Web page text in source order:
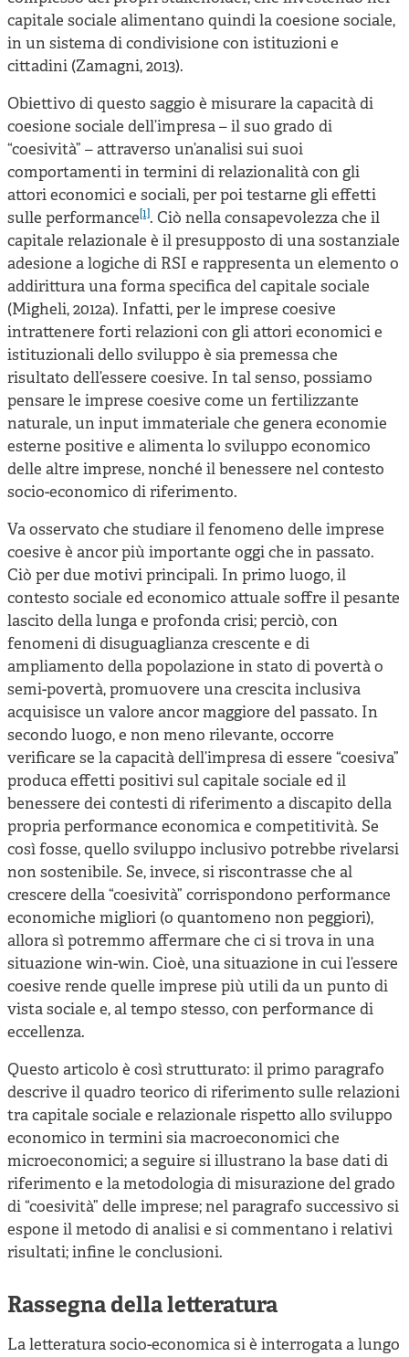
capitale sociale alimentano quindi la coesione sociale,
in un sistema di condivisione con istituzioni e
cittadini (Zamagni, 2013).
Obiettivo di questo saggio è misurare la capacità di
coesione sociale dell’impresa – il suo grado di
“coesività” – attraverso un’analisi sui suoi
comportamenti in termini di relazionalità con gli
attori economici e sociali, per poi testarne gli effetti
sulle performance [1]. Ciò nella consapevolezza che il
capitale relazionale è il presupposto di una sostanziale
adesione a logiche di RSI e rappresenta un elemento o
addirittura una forma specifica del capitale sociale
(Migheli, 2012a). Infatti, per le imprese coesive
intrattenere forti relazioni con gli attori economici e
istituzionali dello sviluppo è sia premessa che
risultato dell’essere coesive. In tal senso, possiamo
pensare le imprese coesive come un fertilizzante
naturale, un input immateriale che genera economie
esterne positive e alimenta lo sviluppo economico
delle altre imprese, nonché il benessere nel contesto
socio-economico di riferimento.
Va osservato che studiare il fenomeno delle imprese
coesive è ancor più importante oggi che in passato.
Ciò per due motivi principali. In primo luogo, il
contesto sociale ed economico attuale soffre il pesante
lascito della lunga e profonda crisi; perciò, con
fenomeni di disuguaglianza crescente e di
ampliamento della popolazione in stato di povertà o
semi-povertà, promuovere una crescita inclusiva
acquisisce un valore ancor maggiore del passato. In
secondo luogo, e non meno rilevante, occorre
verificare se la capacità dell’impresa di essere “coesiva”
produca effetti positivi sul capitale sociale ed il
benessere dei contesti di riferimento a discapito della
propria performance economica e competitività. Se
così fosse, quello sviluppo inclusivo potrebbe rivelarsi
non sostenibile. Se, invece, si riscontrasse che al
crescere della “coesività” corrispondono performance
economiche migliori (o quantomeno non peggiori),
allora sì potremmo affermare che ci si trova in una
situazione win-win. Cioè, una situazione in cui l’essere
coesive rende quelle imprese più utili da un punto di
vista sociale e, al tempo stesso, con performance di
eccellenza.
Questo articolo è così strutturato: il primo paragrafo
descrive il quadro teorico di riferimento sulle relazioni
tra capitale sociale e relazionale rispetto allo sviluppo
economico in termini sia macroeconomici che
microeconomici; a seguire si illustrano la base dati di
riferimento e la metodologia di misurazione del grado
di “coesività” delle imprese; nel paragrafo successivo si
espone il metodo di analisi e si commentano i relativi
risultati; infine le conclusioni.
Rassegna della letteratura
La letteratura socio-economica si è interrogata a lungo